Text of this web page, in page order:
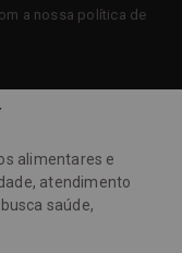
a nossa política de
alimentares e
atendimento
saúde,